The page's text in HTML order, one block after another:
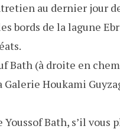
au dernier jour
bords de la lagune
Bath (à droite en
Houkami
Youssof Bath, s’il